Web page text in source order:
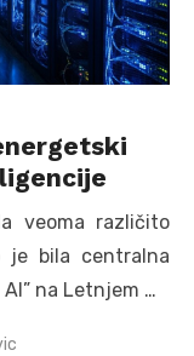
veoma različito
bila centralna
na Letnjem …